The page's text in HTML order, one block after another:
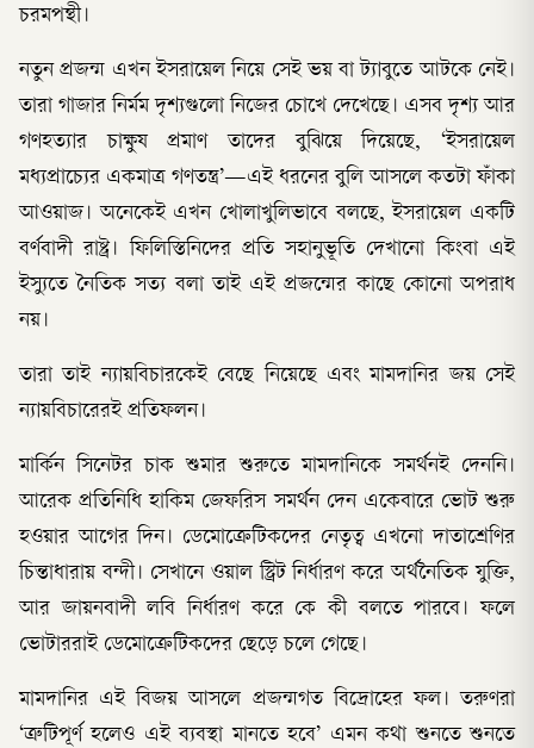
চরমপন্থী।
নতুন প্রজন্ম এখন ইসরায়েল নিয়ে সেই ভয় বা ট্যাবুতে আটকে নেই।
তারা গাজার নির্মম দৃশ্যগুলো নিজের চোখে দেখেছে। এসব দৃশ্য আর
গণহত্যার চাক্ষুষ প্রমাণ তাদের বুঝিয়ে দিয়েছে, ‘ইসরায়েল
মধ্যপ্রাচ্যের একমাত্র গণতন্ত্র’—এই ধরনের বুলি আসলে কতটা ফাঁকা
আওয়াজ। অনেকেই এখন খোলাখুলিভাবে বলছে, ইসরায়েল একটি
বর্ণবাদী রাষ্ট্র। ফিলিস্তিনিদের প্রতি সহানুভূতি দেখানো কিংবা এই
ইস্যুতে নৈতিক সত্য বলা তাই এই প্রজন্মের কাছে কোনো অপরাধ
নয়।
তারা তাই ন্যায়বিচারকেই বেছে নিয়েছে এবং মামদানির জয় সেই
ন্যায়বিচারেরই প্রতিফলন।
মার্কিন সিনেটর চাক শুমার শুরুতে মামদানিকে সমর্থনই দেননি।
আরেক প্রতিনিধি হাকিম জেফরিস সমর্থন দেন একেবারে ভোট শুরু
হওয়ার আগের দিন। ডেমোক্রেটিকদের নেতৃত্ব এখনো দাতাশ্রেণির
চিন্তাধারায় বন্দী। সেখানে ওয়াল স্ট্রিট নির্ধারণ করে অর্থনৈতিক যুক্তি,
আর জায়নবাদী লবি নির্ধারণ করে কে কী বলতে পারবে। ফলে
ভোটাররাই ডেমোক্রেটিকদের ছেড়ে চলে গেছে।
মামদানির এই বিজয় আসলে প্রজন্মগত বিদ্রোহের ফল। তরুণরা
‘ত্রুটিপূর্ণ হলেও এই ব্যবস্থা মানতে হবে’ এমন কথা শুনতে শুনতে